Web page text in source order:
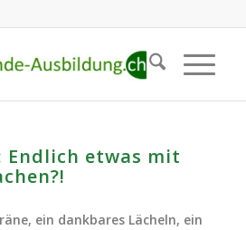
Endlich etwas mit
ein dankbares Lächeln, ein